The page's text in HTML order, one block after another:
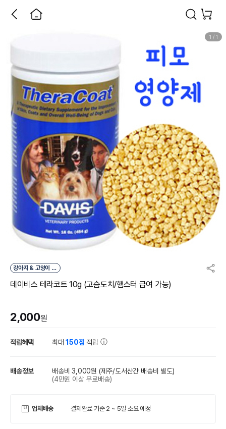
1 / 1
강아지 & 고양이 &
데이비스 테라코트 10g (고슴도치/햄스터 급여 가능)
2,000원
적립혜택 최대150점 적립
배송정보 배송비 3,000원 (제주/도서산간 배송비 별도)
(4만원 이상 무료배송)
업체배송 결제완료 기준 2 ~ 5일 소요 예정